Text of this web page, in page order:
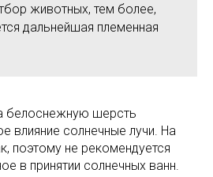
животных, тем более,
дальнейшая племенная
белоснежную шерсть
влияние солнечные лучи. На
поэтому не рекомендуется
в принятии солнечных ванн.